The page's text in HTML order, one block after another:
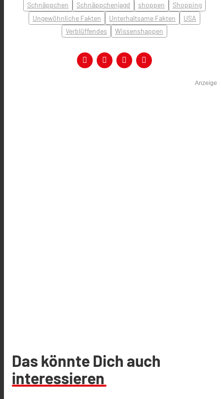
Schnäppchen
Schnäppchenjagd shoppen
Shopping
Ungewöhnliche Fakten
Unterhaltsame Fakten
USA
Verblüffendes
Wissenshappen
Anzeige
Das könnte Dich auch
interessieren